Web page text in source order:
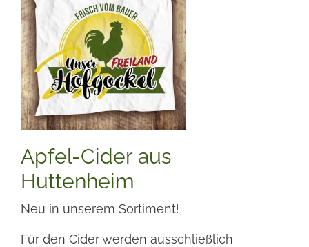
Apfel-Cider aus
Huttenheim
Neu in unserem Sortiment!
Für den Cider werden ausschließlich